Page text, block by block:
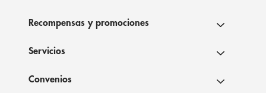
Recompensas y promociones
Servicios
Convenios